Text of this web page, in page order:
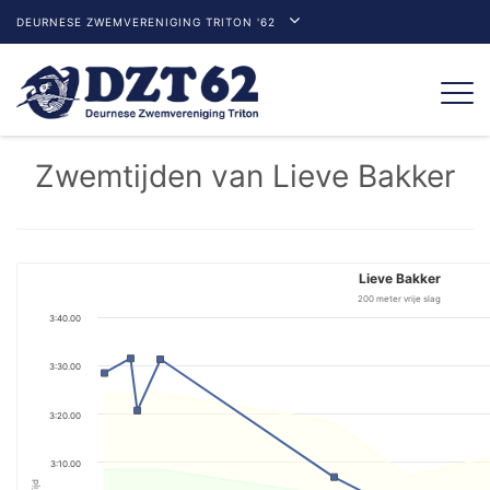
DEURNESE ZWEMVERENIGING TRITON '62
Zwemtijden van Lieve Bakker
Tijd
Lieve Bakker
200 meter vrije slag
3:10.00
3:20.00
3:30.00
3:40.00